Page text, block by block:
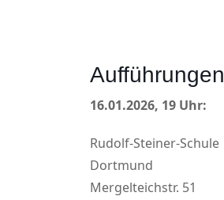
Aufführungen
16.01.2026, 19 Uhr:
Rudolf-Steiner-Schule
Dortmund
Mergelteichstr. 51